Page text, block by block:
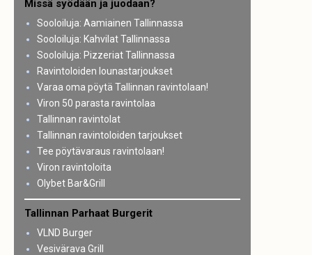
Missä syödään ja juodaan?
Sooloiluja: Aamiainen Tallinnassa
Sooloiluja: Kahvilat Tallinnassa
Sooloiluja: Pizzeriat Tallinnassa
Ravintoloiden lounastarjoukset
Varaa oma pöytä Tallinnan ravintolaan!
Viron 50 parasta ravintolaa
Tallinnan ravintolat
Tallinnan ravintoloiden tarjoukset
Tee pöytävaraus ravintolaan!
Viron ravintoloita
Olybet Bar&Grill
Tallinnan Parhaat Burgerit
VLND Burger
Vesivärava Grill